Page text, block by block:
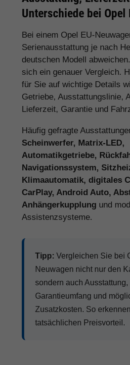
Elektro
Opel bietet je nach Modell
Diesel, Hybrid-Varianten,
vollelektrische Fahrzeuge.
sind Opel Corsa, Opel
Opel Grandland, Opel
und Opel Vivaro.
Antrieb Geeignet für
Benziner
Alltag,
und klassische
Diesel
Vielfahrer,
Hybrid /
Pendler, Familien
Elektro
Käufer mit
Mehr Informationen finden